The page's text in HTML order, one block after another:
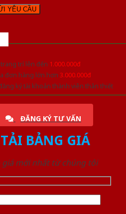
trí lên đến 1.000.000đ
đơn hàng lớn hơn 3.000.000đ
ký tài khoản thành viên thân thiết
ĐĂNG KÝ TƯ VẤN
BẢNG GIÁ
mới nhất từ chúng tôi